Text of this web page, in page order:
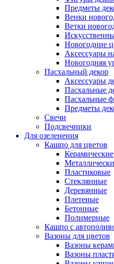
Предметы
Венки
Ветки
Новогодние
Аксессуары
Новогодняя
Пасхальный декор
Аксессуары
Пасхальные
Пасхальные
Предметы
Свечи
Подсвечники
Для озеленения
Кашпо для цветов
Керамические
Пластиковые
Стеклянные
Деревянные
Плетеные
Бетонные
Полимерные
Кашпо с
Вазоны для цветов
Вазоны
Вазоны